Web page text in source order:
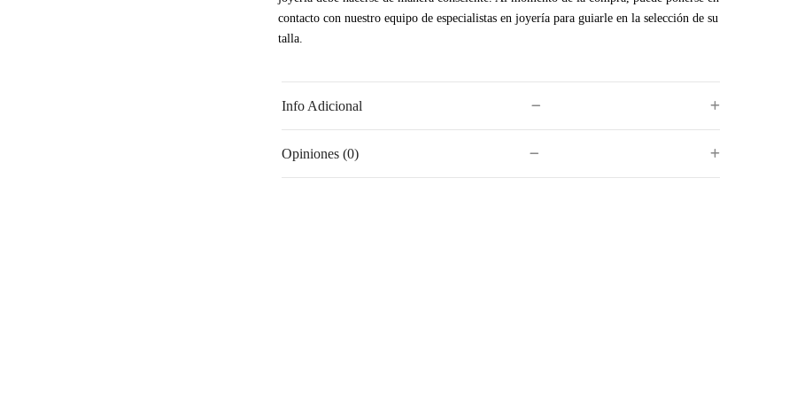
contacto con nuestro equipo de especialistas en joyería para guiarle en la selección de su
talla.
Info Adicional
Opiniones (0)